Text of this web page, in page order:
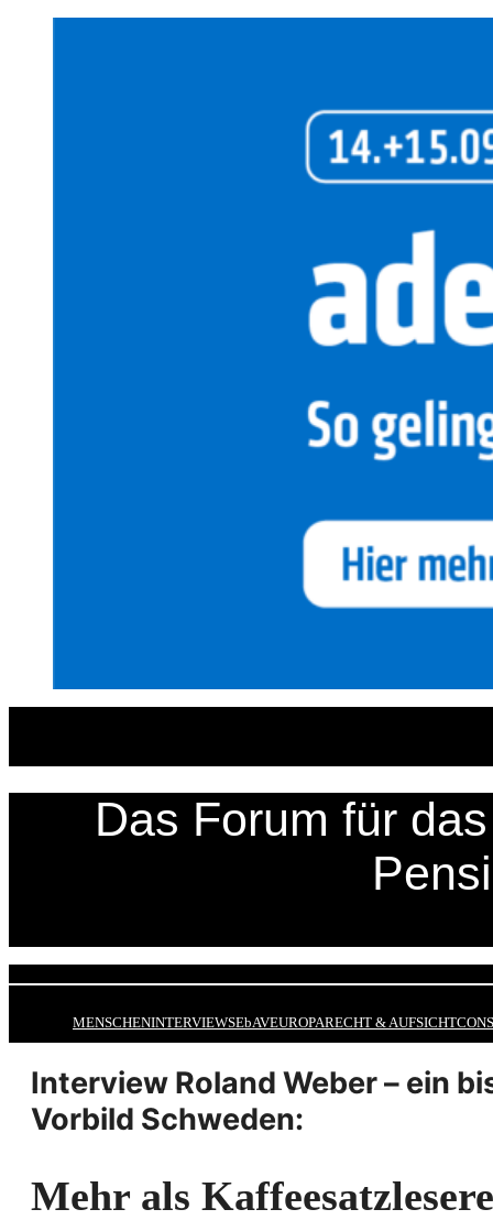
Das Forum für
MENSCHENINTERVIEWSEbAVEUROPARECHT & AUFSICHT
Interview Roland Weber – ein
Vorbild Schweden:
Mehr als